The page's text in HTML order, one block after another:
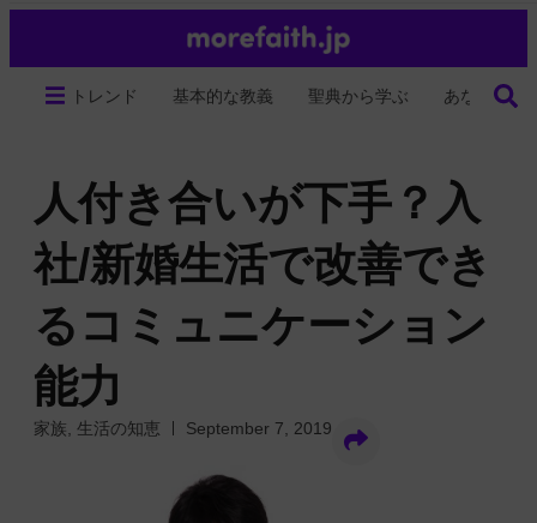
トレンド 基本的な教義 聖典から学ぶ あなたの生
人付き合いが下手？入
社/新婚生活で改善でき
るコミュニケーション
能力
家族 生活の知恵 September 7, 2019